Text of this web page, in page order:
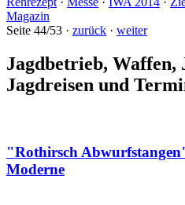
Magazin
Seite 44/53 · zurück · weiter
Jagdbetrieb, Waffen,
Jagdreisen und
"Rothirsch
Moderne